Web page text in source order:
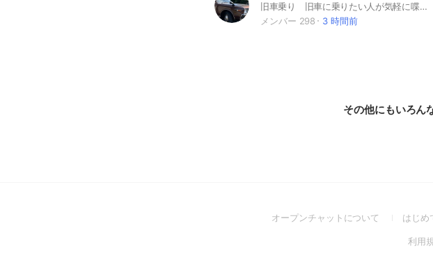
旧車乗り 旧車に乗りたい人が気軽に喋れるオープンチャット ※揉め事 荒らし厳禁 後は自由に話🆗 #旧車會 #旧車 #街道レーサー #昭和 #日産 #nissan #暴走族 #グロリア#セドリック #セドグロ #クラシックカー #オールドカー #classiccars #classiccar #classic #old #oldschool #oldcars #oldcar
メンバー 298
3 時間前
その他にもいろん
オープンチャットについて
(Openはじめ
利用